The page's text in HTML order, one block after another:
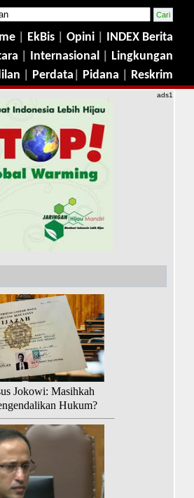
EkBis Opini
INDEX Berita
Internasional
Lingkungan
Perdata Pidana Reskrim
ads1
Jokowi: Masihkah
Hukum?